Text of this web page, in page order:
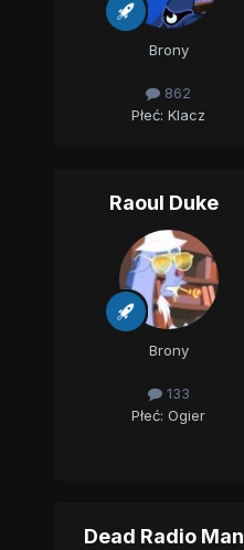
Brony
862
Płeć: Klacz
Raoul Duke
Brony
133
Płeć: Ogier
Dead Radio Man